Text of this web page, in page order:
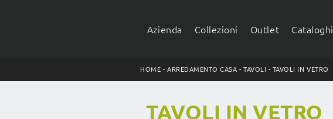
Azienda Collezioni Outlet Cataloghi
HOME -ARREDAMENTO CASA -TAVOLI - TAVOLI IN VETRO
TAVOLI IN VETRO